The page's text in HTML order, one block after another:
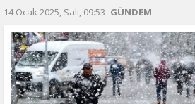
14 Ocak 2025, Salı, 09:53 -GÜNDEM